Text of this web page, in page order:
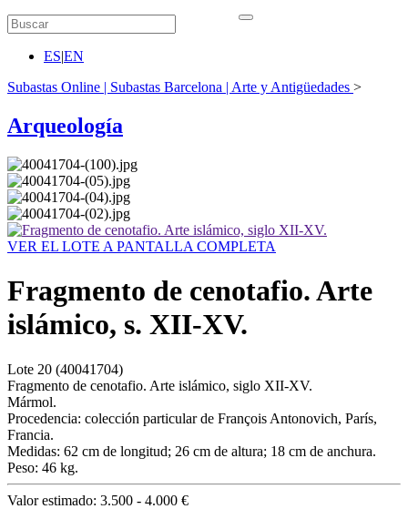
ES|EN
Subastas Online | Subastas Barcelona | Arte y Antigüedades >
Arqueología
VER EL LOTE A PANTALLA COMPLETA
Fragmento de cenotafio. Arte
islámico, s. XII-XV.
Lote 20 (40041704)
Fragmento de cenotafio. Arte islámico, siglo XII-XV.
Mármol.
Procedencia: colección particular de François Antonovich, París,
Francia.
Medidas: 62 cm de longitud; 26 cm de altura; 18 cm de anchura.
Peso: 46 kg.
Valor estimado: 3.500 - 4.000 €